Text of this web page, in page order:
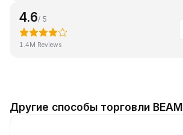
4.6/ 5
1.4M Reviews
Другие способы торговли BEAM